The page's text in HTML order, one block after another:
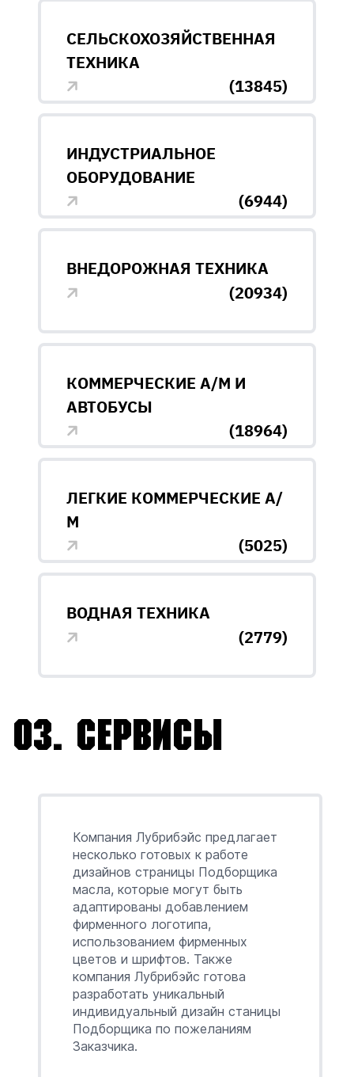
СЕЛЬСКОХОЗЯЙСТВЕННАЯ
ТЕХНИКА
(13845)
ИНДУСТРИАЛЬНОЕ
ОБОРУДОВАНИЕ
(6944)
ВНЕДОРОЖНАЯ ТЕХНИКА
(20934)
КОММЕРЧЕСКИЕ А/М И
АВТОБУСЫ
(18964)
ЛЕГКИЕ КОММЕРЧЕСКИЕ А/
М
(5025)
ВОДНАЯ ТЕХНИКА
(2779)
03. Сервисы
Компания Лубрибэйс предлагает
несколько готовых к работе
дизайнов страницы Подборщика
масла, которые могут быть
адаптированы добавлением
фирменного логотипа,
использованием фирменных
цветов и шрифтов. Также
компания Лубрибэйс готова
разработать уникальный
индивидуальный дизайн станицы
Подборщика по пожеланиям
Заказчика.